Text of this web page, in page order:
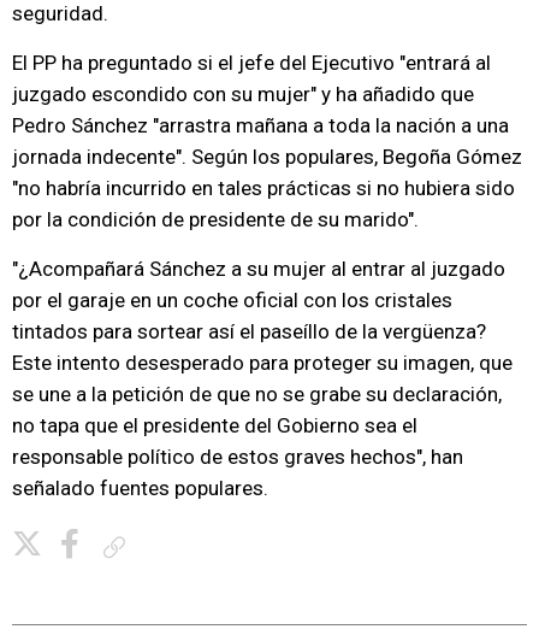
seguridad.
El PP ha preguntado si el jefe del Ejecutivo "entrará al
juzgado escondido con su mujer" y ha añadido que
Pedro Sánchez "arrastra mañana a toda la nación a una
jornada indecente". Según los populares, Begoña Gómez
"no habría incurrido en tales prácticas si no hubiera sido
por la condición de presidente de su marido".
"¿Acompañará Sánchez a su mujer al entrar al juzgado
por el garaje en un coche oficial con los cristales
tintados para sortear así el paseíllo de la vergüenza?
Este intento desesperado para proteger su imagen, que
se une a la petición de que no se grabe su declaración,
no tapa que el presidente del Gobierno sea el
responsable político de estos graves hechos", han
señalado fuentes populares.